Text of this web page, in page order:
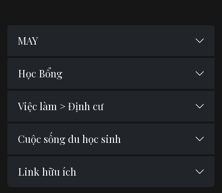
MAY
Học Bổng
Việc làm > Định cư
Cuộc sống du học sinh
Link hữu ích